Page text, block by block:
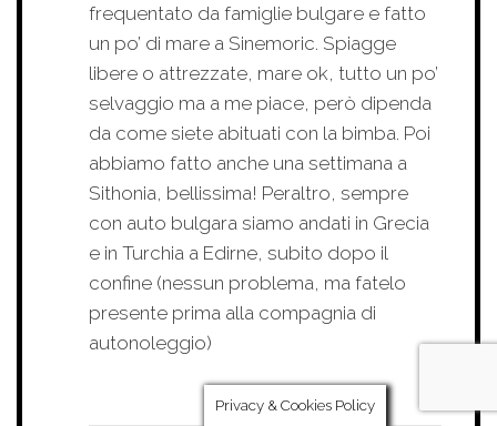
frequentato da famiglie bulgare e fatto
un po’ di mare a Sinemoric. Spiagge
libere o attrezzate, mare ok, tutto un po’
selvaggio ma a me piace, però dipenda
da come siete abituati con la bimba. Poi
abbiamo fatto anche una settimana a
Sithonia, bellissima! Peraltro, sempre
con auto bulgara siamo andati in Grecia
e in Turchia a Edirne, subito dopo il
confine (nessun problema, ma fatelo
presente prima alla compagnia di
autonoleggio)
Privacy & Cookies Policy